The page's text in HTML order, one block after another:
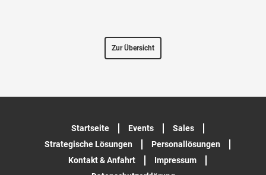
Zur Übersicht
Startseite Events
Sales
Strategische Lösungen
Personallösungen
Kontakt & Anfahrt
Impressum